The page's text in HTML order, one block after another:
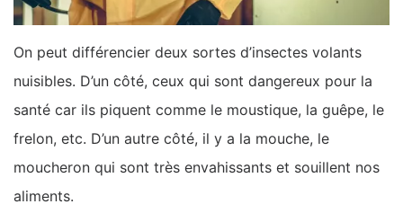
On peut différencier deux sortes d’insectes volants
nuisibles. D’un côté, ceux qui sont dangereux pour la
santé car ils piquent comme le moustique, la guêpe, le
frelon, etc. D’un autre côté, il y a la mouche, le
moucheron qui sont très envahissants et souillent nos
aliments.